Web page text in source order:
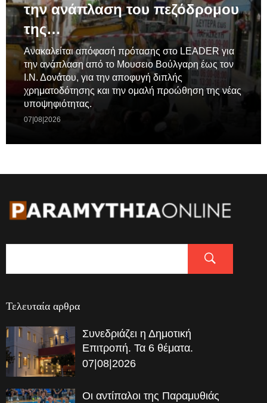
την ανάπλαση του πεζόδρομου
της…
Ανακαλείται απόφασή πρότασης στο LEADER για
την ανάπλαση από το Μουσειο Βούλγαρη έως τον
Ι.Ν. Δονάτου, για την αποφυγή διπλής
χρηματοδότησης και την ομαλή προώθηση της νέας
υποψηφιότητας.
07|08|2026
Τελευταία αρθρα
Συνεδριάζει η Δημοτική
Επιτροπή. Τα 6 θέματα.
07|08|2026
Οι αντίπαλοι της Παραμυθιάς